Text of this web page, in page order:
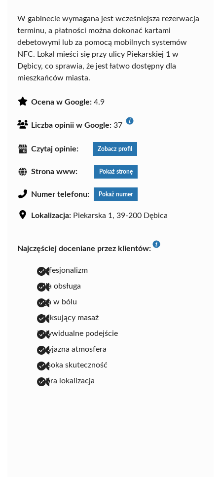
W gabinecie wymagana jest wcześniejsza rezerwacja
terminu, a płatności można dokonać kartami
debetowymi lub za pomocą mobilnych systemów
NFC. Lokal mieści się przy ulicy Piekarskiej 1 w
Dębicy, co sprawia, że jest łatwo dostępny dla
mieszkańców miasta.
Ocena w Google: 4.9
Liczba opinii w Google: 37
Czytaj opinie: Zobacz profil
Strona www: Pokaż stronę
Numer telefonu: Pokaż numer
Lokalizacja: Piekarska 1, 39-200 Dębica
Najczęściej doceniane przez klientów:
profesjonalizm
miła obsługa
ulga w bólu
relaksujący masaż
indywidualne podejście
przyjazna atmosfera
wysoka skuteczność
dobra lokalizacja